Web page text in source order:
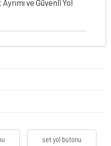
ve Güvenli Yol
set yol butonu